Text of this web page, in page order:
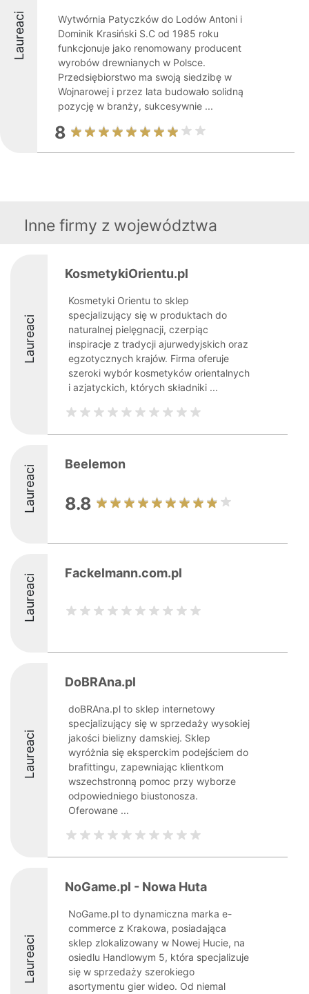
Laureaci
Wytwórnia Patyczków do Lodów Antoni i
Dominik Krasiński S.C od 1985 roku
funkcjonuje jako renomowany producent
wyrobów drewnianych w Polsce.
Przedsiębiorstwo ma swoją siedzibę w
Wojnarowej i przez lata budowało solidną
pozycję w branży, sukcesywnie ...
8
Inne firmy z województwa
Laureaci
KosmetykiOrientu.pl
Kosmetyki Orientu to sklep
specjalizujący się w produktach do
naturalnej pielęgnacji, czerpiąc
inspiracje z tradycji ajurwedyjskich oraz
egzotycznych krajów. Firma oferuje
szeroki wybór kosmetyków orientalnych
i azjatyckich, których składniki ...
Laureaci Beelemon
8.8
Laureaci Fackelmann.com.pl
Laureaci
DoBRAna.pl
doBRAna.pl to sklep internetowy
specjalizujący się w sprzedaży wysokiej
jakości bielizny damskiej. Sklep
wyróżnia się eksperckim podejściem do
brafittingu, zapewniając klientkom
wszechstronną pomoc przy wyborze
odpowiedniego biustonosza.
Oferowane ...
Laureaci
NoGame.pl - Nowa Huta
NoGame.pl to dynamiczna marka e-
commerce z Krakowa, posiadająca
sklep zlokalizowany w Nowej Hucie, na
osiedlu Handlowym 5, która specjalizuje
się w sprzedaży szerokiego
asortymentu gier wideo. Od niemal